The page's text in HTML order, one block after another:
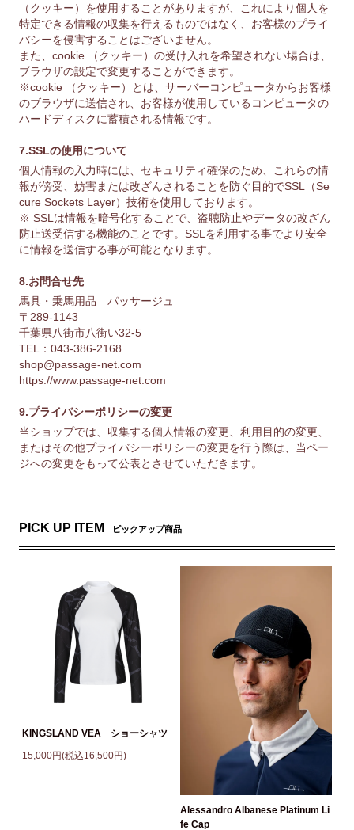
（クッキー）を使用することがありますが、これにより個人を
特定できる情報の収集を行えるものではなく、お客様のプライ
バシーを侵害することはございません。
また、cookie （クッキー）の受け入れを希望されない場合は、
ブラウザの設定で変更することができます。
※cookie （クッキー）とは、サーバーコンピュータからお客様
のブラウザに送信され、お客様が使用しているコンピュータの
ハードディスクに蓄積される情報です。
7.SSLの使用について
個人情報の入力時には、セキュリティ確保のため、これらの情
報が傍受、妨害または改ざんされることを防ぐ目的でSSL（Se
cure Sockets Layer）技術を使用しております。
※ SSLは情報を暗号化することで、盗聴防止やデータの改ざん
防止送受信する機能のことです。SSLを利用する事でより安全
に情報を送信する事が可能となります。
8.お問合せ先
馬具・乗馬用品 パッサージュ
〒289-1143
千葉県八街市八街い32-5
TEL：043-386-2168
shop@passage-net.com
https://www.passage-net.com
9.プライバシーポリシーの変更
当ショップでは、収集する個人情報の変更、利用目的の変更、
またはその他プライバシーポリシーの変更を行う際は、当ペー
ジへの変更をもって公表とさせていただきます。
PICK UP ITEM ピックアップ商品
KINGSLAND VEA ショーシャツ
15,000円(税込16,500円)
Alessandro Albanese Platinum Li
fe Cap